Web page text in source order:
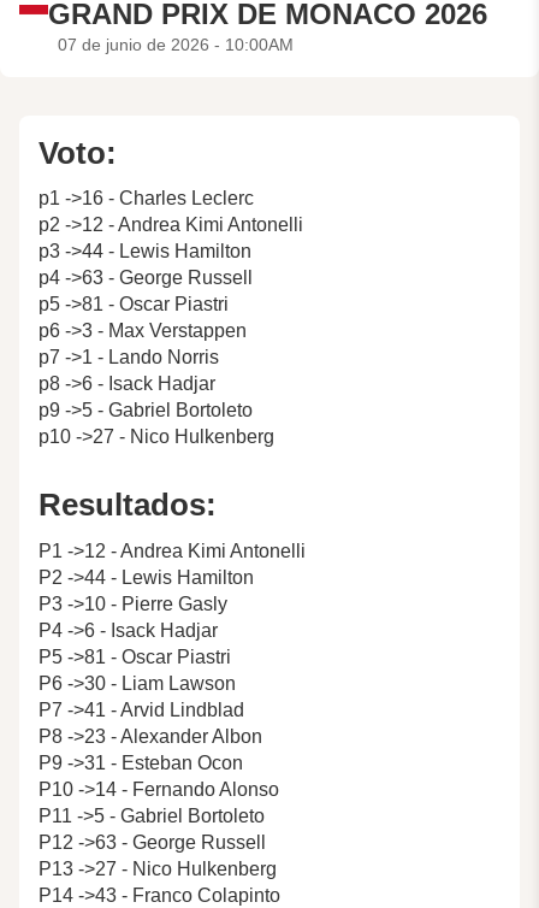
GRAND PRIX DE MONACO 2026
07 de junio de 2026 - 10:00AM
Voto:
p1 ->16 - Charles Leclerc
p2 ->12 - Andrea Kimi Antonelli
p3 ->44 - Lewis Hamilton
p4 ->63 - George Russell
p5 ->81 - Oscar Piastri
p6 ->3 - Max Verstappen
p7 ->1 - Lando Norris
p8 ->6 - Isack Hadjar
p9 ->5 - Gabriel Bortoleto
p10 ->27 - Nico Hulkenberg
Resultados:
P1 ->12 - Andrea Kimi Antonelli
P2 ->44 - Lewis Hamilton
P3 ->10 - Pierre Gasly
P4 ->6 - Isack Hadjar
P5 ->81 - Oscar Piastri
P6 ->30 - Liam Lawson
P7 ->41 - Arvid Lindblad
P8 ->23 - Alexander Albon
P9 ->31 - Esteban Ocon
P10 ->14 - Fernando Alonso
P11 ->5 - Gabriel Bortoleto
P12 ->63 - George Russell
P13 ->27 - Nico Hulkenberg
P14 ->43 - Franco Colapinto